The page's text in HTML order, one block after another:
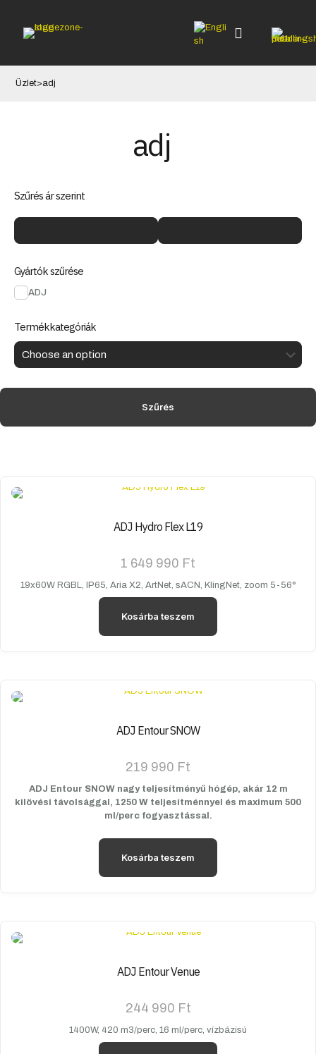
Üzlet>adj
adj
Szűrés ár szerint
Gyártók szűrése
ADJ
Termékkategóriák
Szűrés
ADJ Hydro Flex L19
1 649 990 Ft
19x60W RGBL, IP65, Aria X2, ArtNet, sACN, KlingNet, zoom 5-56°
Kosárba teszem
ADJ Entour SNOW
219 990 Ft
ADJ Entour SNOW nagy teljesítményű hógép, akár 12 m
kilövési távolsággal, 1250 W teljesítménnyel és maximum 500
ml/perc fogyasztással.
Kosárba teszem
ADJ Entour Venue
244 990 Ft
1400W, 420 m3/perc, 16 ml/perc, vízbázisú